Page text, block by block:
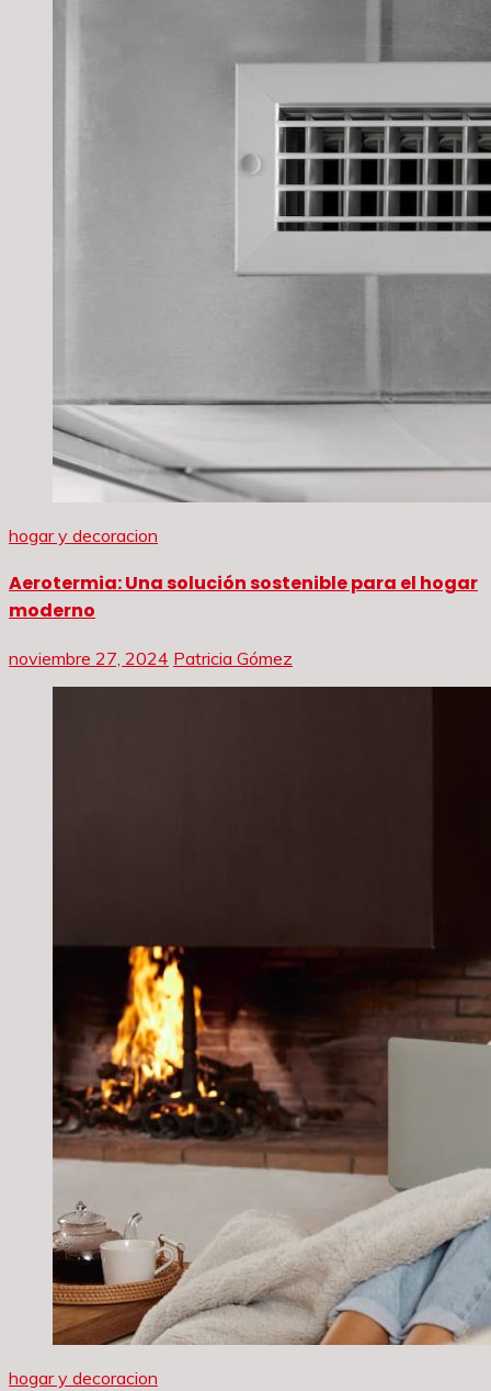
hogar y decoracion
Aerotermia: Una solución sostenible para el hogar
moderno
noviembre 27, 2024 Patricia Gómez
hogar y decoracion